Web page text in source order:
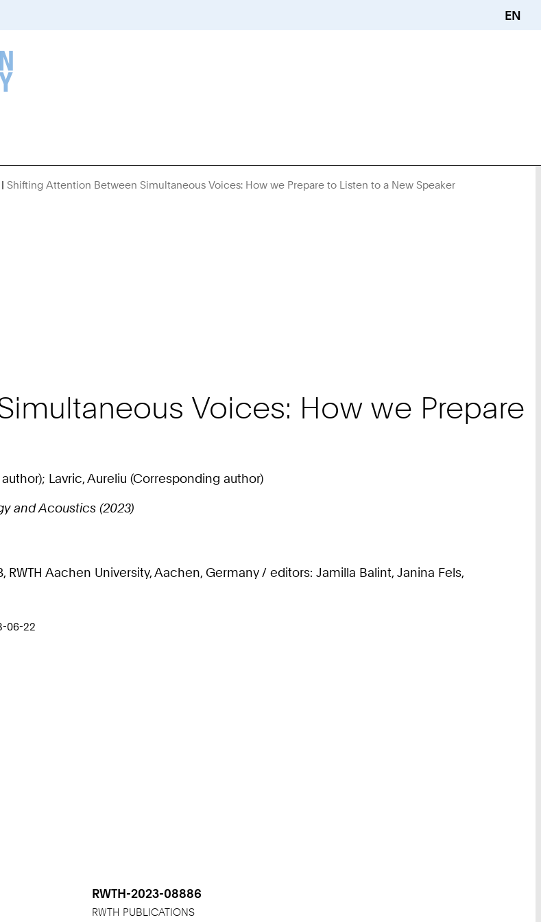
EN
Shifting Attention Between Simultaneous Voices: How we Prepare to Listen to a New Speaker
Voices: How we Prepare
Lavric, Aureliu (Corresponding author)
and Acoustics (2023)
Aachen University, Aachen, Germany / editors: Jamilla Balint, Janina Fels,
06-22
RWTH-2023-08886
RWTH PUBLICATIONS